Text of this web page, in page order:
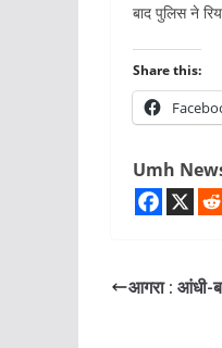
बाद पुलिस ने
Share this:
Umh
आगरा : आंधी-